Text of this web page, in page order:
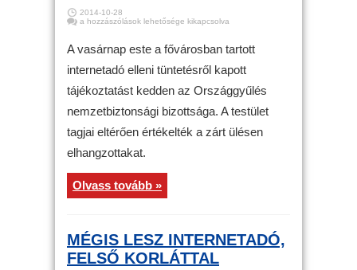
2014-10-28
Internetadó
–
Eltérően
a
tüntetést
nemzetbiztonsági
bizottság
bejegyzéshez
a hozzászólások lehetősége kikapcsolva
A vasárnap este a fővárosban tartott
internetadó elleni tüntetésről kapott
tájékoztatást kedden az Országgyűlés
nemzetbiztonsági bizottsága. A testület
tagjai eltérően értékelték a zárt ülésen
elhangzottakat.
Olvass tovább »
MÉGIS LESZ INTERNETADÓ,
FELSŐ KORLÁTTAL